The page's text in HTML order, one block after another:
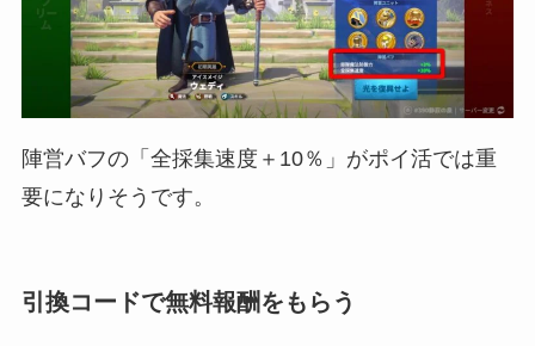
陣営バフの「全採集速度＋10％」がポイ活では重
要になりそうです。
引換コードで無料報酬をもらう